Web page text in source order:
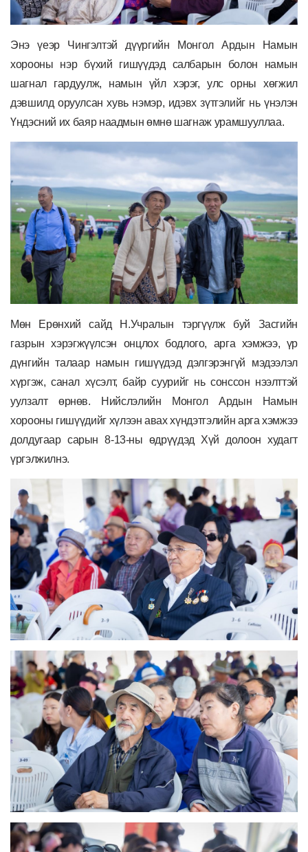
Энэ үеэр Чингэлтэй дүүргийн Монгол Ардын Намын
хорооны нэр бүхий гишүүдэд салбарын болон намын
шагнал гардуулж, намын үйл хэрэг, улс орны хөгжил
дэвшилд оруулсан хувь нэмэр, идэвх зүтгэлийг нь үнэлэн
Үндэсний их баяр наадмын өмнө шагнаж урамшууллаа.
Мөн Ерөнхий сайд Н.Учралын тэргүүлж буй Засгийн
газрын хэрэгжүүлсэн онцлох бодлого, арга хэмжээ, үр
дүнгийн талаар намын гишүүдэд дэлгэрэнгүй мэдээлэл
хүргэж, санал хүсэлт, байр суурийг нь сонссон нээлттэй
уулзалт өрнөв. Нийслэлийн Монгол Ардын Намын
хорооны гишүүдийг хүлээн авах хүндэтгэлийн арга хэмжээ
долдугаар сарын 8-13-ны өдрүүдэд Хүй долоон худагт
үргэлжилнэ.